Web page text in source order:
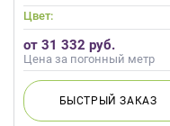
Цвет:
от 31 332 руб.
Цена за погонный метр
БЫСТРЫЙЗАКАЗ